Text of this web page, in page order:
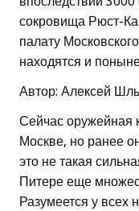
сокровища Рюст-
палату
находятся и
Автор: Алексей
Сейчас оружейная
Москве, но ранее
это не такая
Питере еще
Разумеется у всех